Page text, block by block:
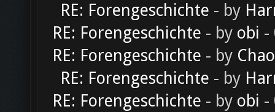
RE: Forengeschichte - by
RE: Forengeschichte - by obi -
RE: Forengeschichte - by
RE: Forengeschichte - by
RE: Forengeschichte - by obi -